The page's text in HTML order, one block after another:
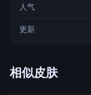
人气
更新
相似皮肤